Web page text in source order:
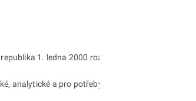
1. ledna 2000 rozdělena na 14 krajů.
a pro potřeby poskytování